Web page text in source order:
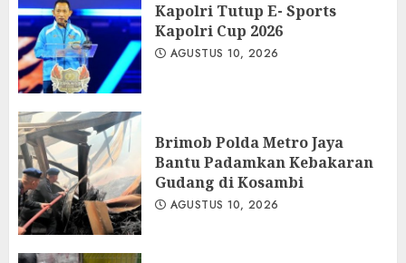
Kapolri Tutup E- Sports
Kapolri Cup 2026
AGUSTUS 10, 2026
Brimob Polda Metro Jaya
Bantu Padamkan Kebakaran
Gudang di Kosambi
AGUSTUS 10, 2026